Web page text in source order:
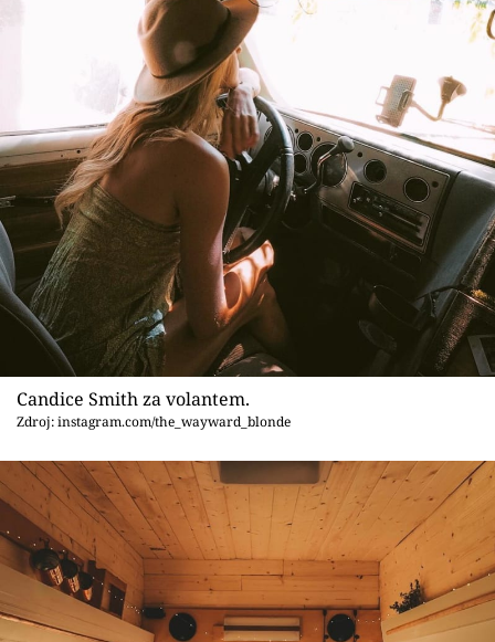
Candice Smith za volantem.
Zdroj: instagram.com/the_wayward_blonde